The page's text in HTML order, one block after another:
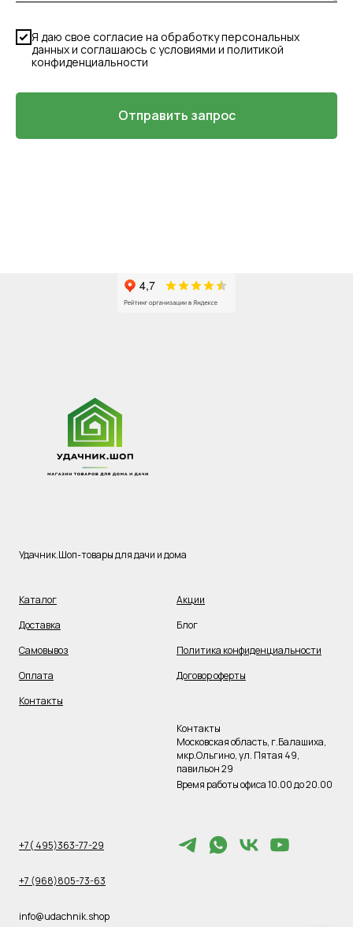
Я даю свое согласие на обработку персональных
данных и соглашаюсь с условиями и политикой
конфиденциальности
Отправить запрос
Удачник.Шоп-товары для дачи и дома
Каталог
Доставка
Самовывоз
Оплата
Контакты
Акции
Блог
Политика конфиденциальности
Договор оферты
Контакты
Московская область, г.Балашиха,
мкр.Ольгино, ул. Пятая 49,
павильон 29
Время работы офиса 10.00 до 20.00
+7( 495)363-77-29
+7 (968)805-73-63
info@udachnik.shop